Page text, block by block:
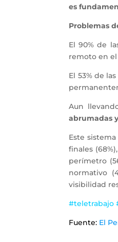
es
Problemas
El 90% de
remoto en
El 53% de
Aun
abrumadas
Este
finales
perímetro
normativo
visibilidad
#teletrabajo
Fuente: El